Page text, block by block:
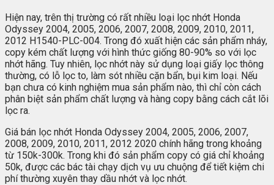
Hiện nay, trên thị trường có rất nhiều loại lọc nhớt Honda
Odyssey 2004, 2005, 2006, 2007, 2008, 2009, 2010, 2011,
2012 H1540-PLC-004. Trong đó xuất hiện các sản phẩm nháy,
copy kém chất lượng với hình thức giống 80-90% so với lọc
nhớt hãng. Tuy nhiên, lọc nhớt này sử dụng loại giấy lọc thông
thường, có lỗ lọc to, làm sót nhiều cặn bẩn, bụi kim loại. Nếu
bạn chưa có kinh nghiệm mua sản phẩm nào, thì chỉ còn cách
phân biệt sản phẩm chất lượng và hàng copy bằng cách cắt lõi
lọc ra.
Giá bán lọc nhớt Honda Odyssey 2004, 2005, 2006, 2007,
2008, 2009, 2010, 2011, 2012 2020 chính hãng trong khoảng
từ 150k-300k. Trong khi đó sản phẩm copy có giá chỉ khoảng
50k, được các bác tài chạy dịch vụ ưu chuộng để tiết kiệm chi
phí thường xuyên thay dầu nhớt và lọc nhớt.